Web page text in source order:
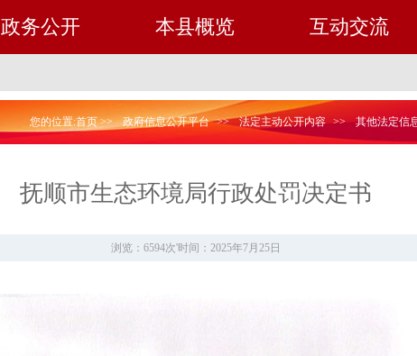
政务公开 本县概览 互动交流
您的位置:首页>> 政府信息公开平台 >> 法定主动公开内容 >> 其他法定信
抚顺市生态环境局行政处罚决定书
浏览：6594次'时间：2025年7月25日